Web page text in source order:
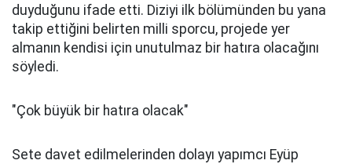
duyduğunu ifade etti. Diziyi ilk bölümünden bu yana
takip ettiğini belirten milli sporcu, projede yer
almanın kendisi için unutulmaz bir hatıra olacağını
söyledi.
"Çok büyük bir hatıra olacak"
Sete davet edilmelerinden dolayı yapımcı Eyüp